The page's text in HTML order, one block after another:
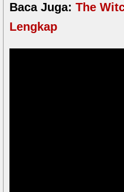
Baca Juga: The
Lengkap